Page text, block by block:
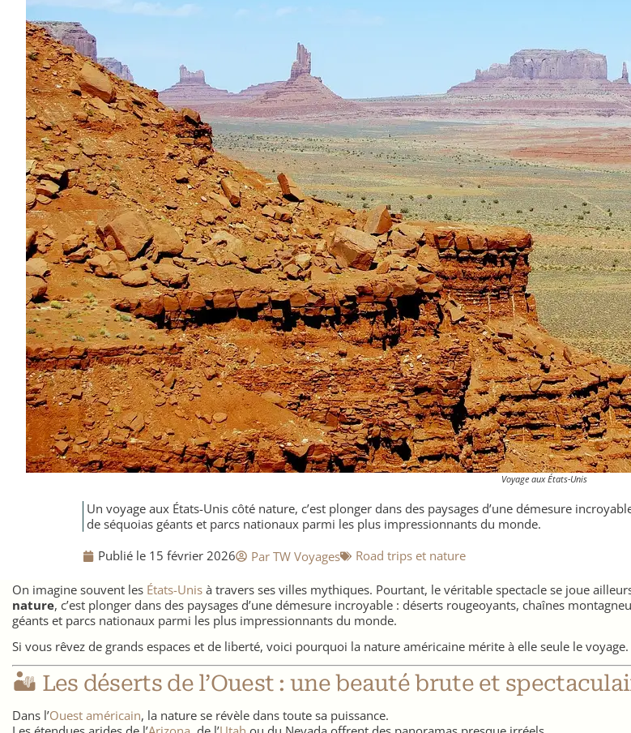
Voyage aux États-Unis
Un voyage aux États-Unis côté nature, c’est plonger dans des paysages d’une démesure
de séquoias géants et parcs nationaux parmi les plus impressionnants du monde.
Publié le 15 février 2026 Par TW Voyages ​Road trips et nature
On imagine souvent les États-Unis à travers ses villes mythiques. Pourtant, le véritable spectacle se joue
nature, c’est plonger dans des paysages d’une démesure incroyable : déserts rougeoyants, chaînes
géants et parcs nationaux parmi les plus impressionnants du monde.
Si vous rêvez de grands espaces et de liberté, voici pourquoi la nature américaine mérite à elle seule le voyage.
🏜️ Les déserts de l’Ouest : une beauté brute et
Dans l’Ouest américain, la nature se révèle dans toute sa puissance.